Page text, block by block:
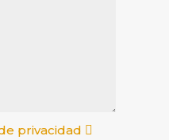
privacidad